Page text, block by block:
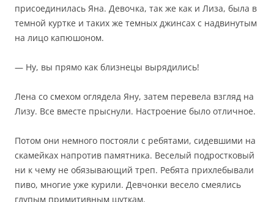
присоединилась Яна. Девочка, так же как и Лиза, была в
темной куртке и таких же темных джинсах с надвинутым
на лицо капюшоном.
— Ну, вы прямо как близнецы вырядились!
Лена со смехом оглядела Яну, затем перевела взгляд на
Лизу. Все вместе прыснули. Настроение было отличное.
Потом они немного постояли с ребятами, сидевшими на
скамейках напротив памятника. Веселый подростковый
ни к чему не обязывающий треп. Ребята прихлебывали
пиво, многие уже курили. Девчонки весело смеялись
глупым примитивным шуткам.